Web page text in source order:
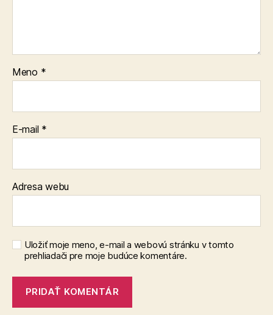
Meno *
E-mail *
Adresa webu
Uložiť moje meno, e-mail a webovú stránku v tomto
prehliadači pre moje budúce komentáre.